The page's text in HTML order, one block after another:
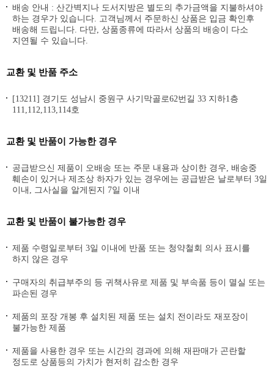
배송 안내 : 산간벽지나 도서지방은 별도의 추가금액을 지불하셔야
하는 경우가 있습니다. 고객님께서 주문하신 상품은 입금 확인후
배송해 드립니다. 다만, 상품종류에 따라서 상품의 배송이 다소
지연될 수 있습니다.
교환 및 반품 주소
[13211] 경기도 성남시 중원구 사기막골로62번길 33 지하1층
111,112,113,114호
교환 및 반품이 가능한 경우
공급받으신 제품이 오배송 또는 주문 내용과 상이한 경우, 배송중
훼손이 있거나 제조상 하자가 있는 경우에는 공급받은 날로부터 3일
이내, 그사실을 알게된지 7일 이내
교환 및 반품이 불가능한 경우
제품 수령일로부터 3일 이내에 반품 또는 청약철회 의사 표시를
하지 않은 경우
구매자의 취급부주의 등 귀책사유로 제품 및 부속품 등이 멸실 또는
파손된 경우
제품의 포장 개봉 후 설치된 제품 또는 설치 전이라도 재포장이
불가능한 제품
제품을 사용한 경우 또는 시간의 경과에 의해 재판매가 곤란할
정도로 상품등의 가치가 현저히 감소한 경우